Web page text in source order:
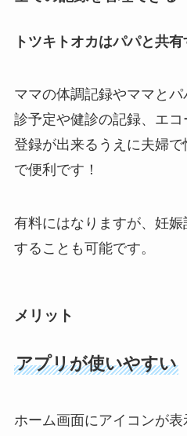
トツキトオカはパパと共有
ママの体調記録やママと
診予定や健診の記録、エ
登録が出来るうえに夫婦
で便利です！
有料にはなりますが、妊
することも可能です。
メリット
アプリが使いやすい
ホーム画面にアイコンが